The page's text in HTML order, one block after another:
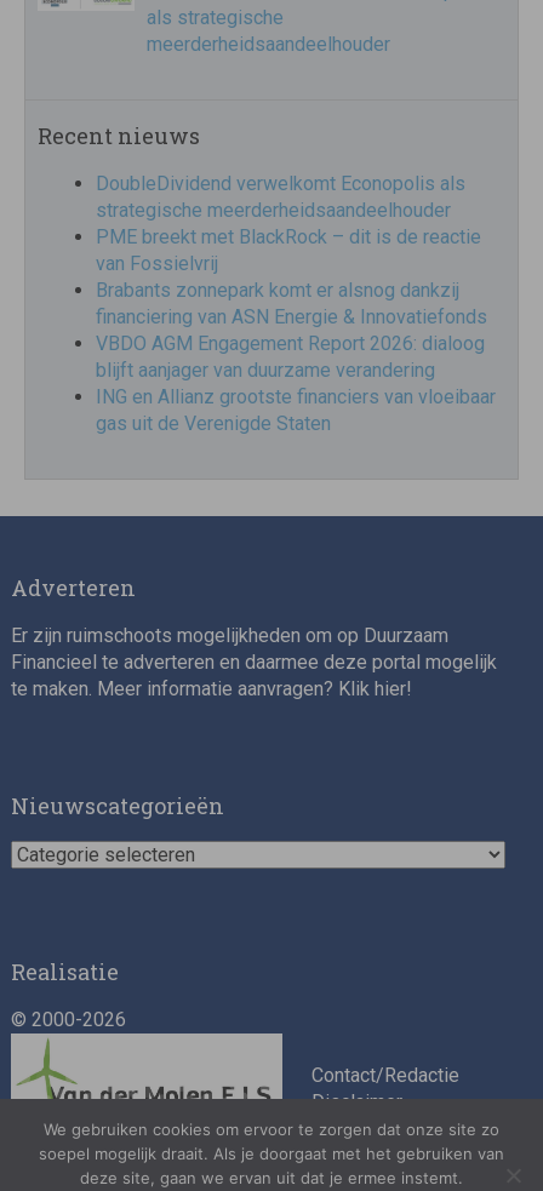
als strategische
meerderheidsaandeelhouder
Recent nieuws
DoubleDividend verwelkomt Econopolis als
strategische meerderheidsaandeelhouder
PME breekt met BlackRock – dit is de reactie
van Fossielvrij
Brabants zonnepark komt er alsnog dankzij
financiering van ASN Energie & Innovatiefonds
VBDO AGM Engagement Report 2026: dialoog
blijft aanjager van duurzame verandering
ING en Allianz grootste financiers van vloeibaar
gas uit de Verenigde Staten
Adverteren
Er zijn ruimschoots mogelijkheden om op Duurzaam
Financieel te adverteren en daarmee deze portal mogelijk
te maken. Meer informatie aanvragen? Klik hier!
Nieuwscategorieën
Nieuwscategorieën
Realisatie
© 2000-2026
Contact/Redactie
Disclaimer
Algemene
voorwaarden
Privacybeleid
We gebruiken cookies om ervoor te zorgen dat onze site zo
soepel mogelijk draait. Als je doorgaat met het gebruiken van
deze site, gaan we ervan uit dat je ermee instemt.